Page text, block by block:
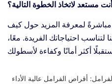
مستعد لاتخاذ الخطوة التالية؟
مباشرةً لمعرفة المزيد حول كيف
لتناسب احتياجاتك الفريدة. معًا،
أقراص الفرامل عالية الأداء